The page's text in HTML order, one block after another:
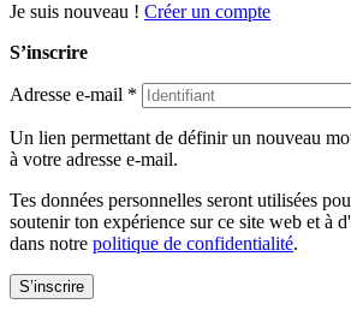
Je suis nouveau ! Créer un compte
S’inscrire
Adresse e-mail *
Un lien permettant de définir un nouveau
à votre adresse e-mail.
Tes données personnelles seront utilisées
soutenir ton expérience sur ce site web et à
dans notre politique de confidentialité.
S’inscrire